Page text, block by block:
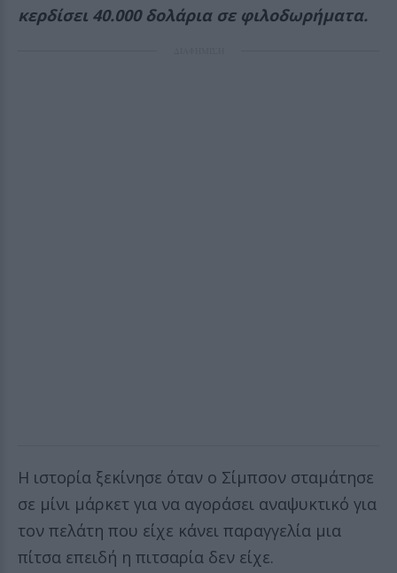
κερδίσει 40.000 δολάρια σε φιλοδωρήματα.
Η ιστορία ξεκίνησε όταν ο Σίμπσον σταμάτησε
σε μίνι μάρκετ για να αγοράσει αναψυκτικό για
τον πελάτη που είχε κάνει παραγγελία μια
πίτσα επειδή η πιτσαρία δεν είχε.